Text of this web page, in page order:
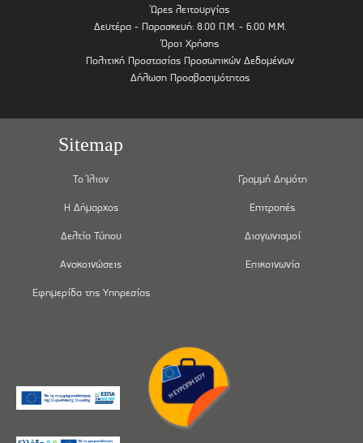
Ώρες λειτουργίας
Δευτέρα - Παρασκευή: 8.00 Π.Μ. - 6.00 Μ.Μ.
Όροι Χρήσης
Πολιτική Προστασίας Προσωπικών Δεδομένων
Δήλωση Προσβασιμότητας
Sitemap
Το Ίλιον
Η Δήμαρχος
Δελτία Τύπου
Ανακοινώσεις
Εφημερίδα της Υπηρεσίας
Γραμμή Δημότη
Επιτροπές
Διαγωνισμοί
Επικοινωνία